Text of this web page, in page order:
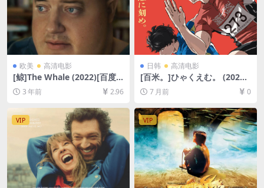
欧美 高清电影
[鲸]The Whale (2022)[百度
网盘+迅雷云盘资源1080P超
清未删减][MP4/6.8GB][中英
3 年前 2.96
日韩 高清电影
[百米。]ひゃくえむ。 (2025)
[百度网盘+夸克网盘1080P超
清未删减资源][网盘在线播放/
7 月前 0
VIP VIP